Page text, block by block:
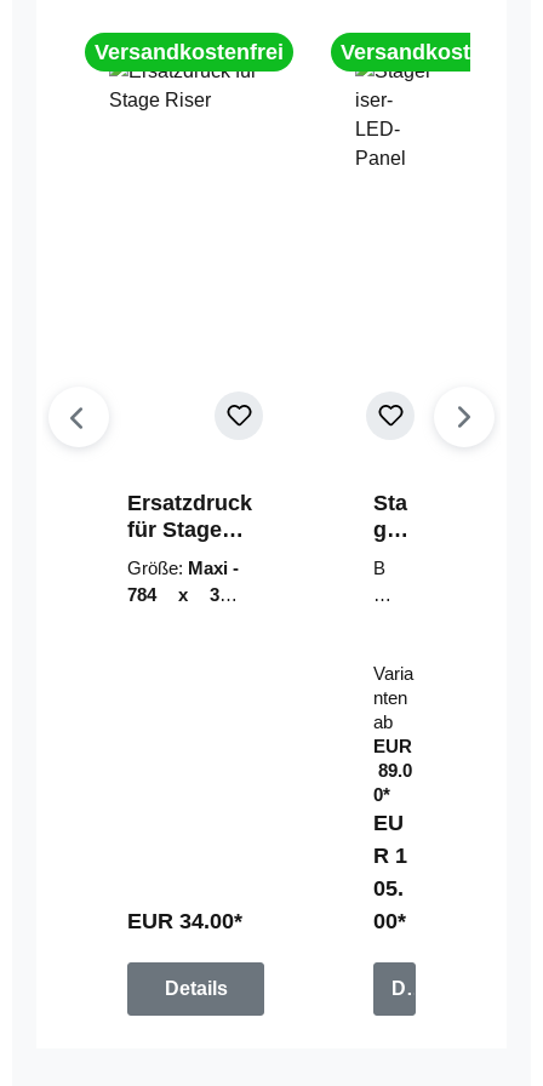
Versandkostenfrei
Ersatzdruck
für Stage
Riser
Größe: Maxi -
784 x 314
EUR 34.00*
Details
Versandkostenfrei
Sta
geri
ser-
LE
D-
el
B
un
mi
t
Fe
rn
be
di
en
u
n
g
Varia
nten
ab
EUR
89.0
0*
EU
R 1
05.
00*
Details